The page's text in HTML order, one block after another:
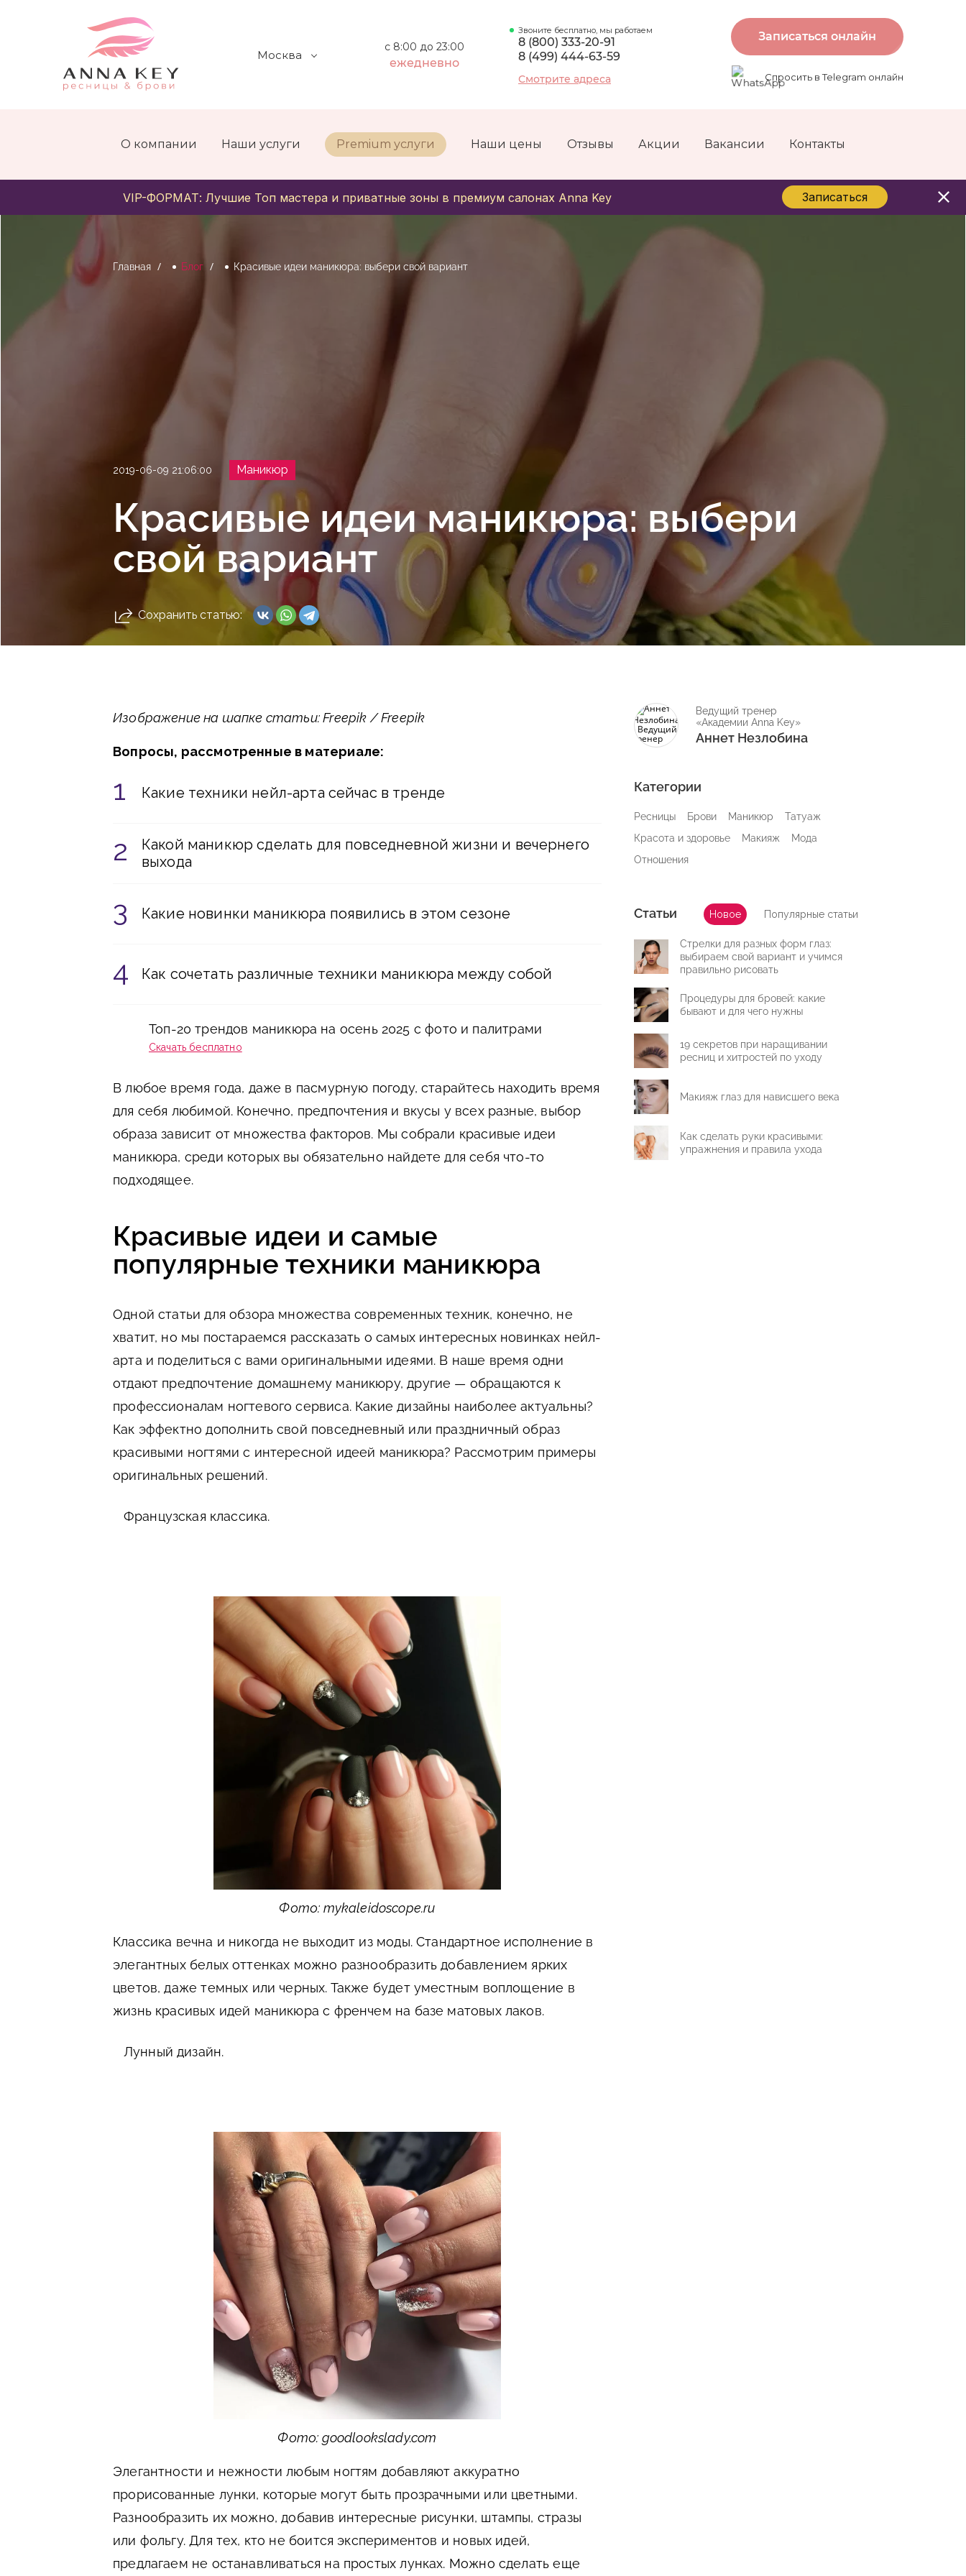
Москва
с 8:00 до 23:00
ежедневно
Звоните бесплатно, мы работаем
8 (800) 333-20-91
8 (499) 444-63-59
Смотрите адреса
Записаться онлайн
Спросить в Telegram онлайн
О компании Наши услуги Premium услуги Наши цены Отзывы Акции Вакансии Контакты
Главная Блог Красивые идеи маникюра: выбери свой вариант
2019-06-09 21:06:00 Маникюр
Красивые идеи маникюра: выбери
свой вариант
Сохранить статью:
Изображение на шапке статьи: Freepik / Freepik
Вопросы, рассмотренные в материале:
Какие техники нейл-арта сейчас в тренде
Какой маникюр сделать для повседневной жизни и вечернего
выхода
Какие новинки маникюра появились в этом сезоне
Как сочетать различные техники маникюра между собой
Топ-20 трендов маникюра на осень 2025 с фото и палитрами
Скачать бесплатно
В любое время года, даже в пасмурную погоду, старайтесь находить время
для себя любимой. Конечно, предпочтения и вкусы у всех разные, выбор
образа зависит от множества факторов. Мы собрали красивые идеи
маникюра, среди которых вы обязательно найдете для себя что-то
подходящее.
Красивые идеи и самые
популярные техники маникюра
Одной статьи для обзора множества современных техник, конечно, не
хватит, но мы постараемся рассказать о самых интересных новинках нейл-
арта и поделиться с вами оригинальными идеями. В наше время одни
отдают предпочтение домашнему маникюру, другие — обращаются к
профессионалам ногтевого сервиса. Какие дизайны наиболее актуальны?
Как эффектно дополнить свой повседневный или праздничный образ
красивыми ногтями с интересной идеей маникюра? Рассмотрим примеры
оригинальных решений.
Французская классика.
Фото: mykaleidoscope.ru
Классика вечна и никогда не выходит из моды. Стандартное исполнение в
элегантных белых оттенках можно разнообразить добавлением ярких
цветов, даже темных или черных. Также будет уместным воплощение в
жизнь красивых идей маникюра с френчем на базе матовых лаков.
Лунный дизайн.
Фото: goodlookslady.com
Элегантности и нежности любым ногтям добавляют аккуратно
прорисованные лунки, которые могут быть прозрачными или цветными.
Разнообразить их можно, добавив интересные рисунки, штампы, стразы
или фольгу. Для тех, кто не боится экспериментов и новых идей,
предлагаем не останавливаться на простых лунках. Можно сделать еще
Ведущий тренер
«Академии Anna Key»
Аннет Незлобина
Категории
Ресницы Брови Маникюр
Татуаж
Красота и здоровье
Макияж
Мода
Отношения
Статьи Новое Популярные статьи
Стрелки для разных форм глаз:
выбираем свой вариант и учимся
правильно рисовать
Процедуры для бровей: какие
бывают и для чего нужны
19 секретов при наращивании
ресниц и хитростей по уходу
Макияж глаз для нависшего века
Как сделать руки красивыми:
упражнения и правила ухода
VIP-ФОРМАТ: Лучшие Топ мастера и приватные зоны в премиум салонах Anna Key Записаться